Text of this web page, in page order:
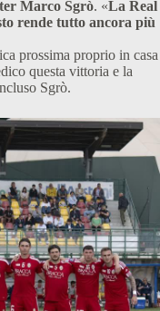
Marco Sgrò. «La Real
rende tutto ancora più
prossima proprio in casa
questa vittoria e la
Sgrò.